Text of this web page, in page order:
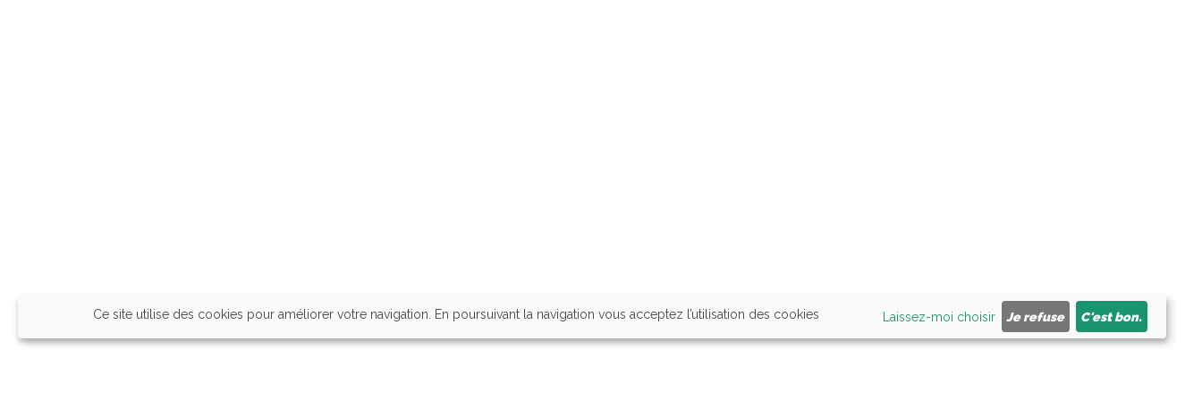
Ce site utilise des cookies pour améliorer votre navigation. En poursuivant la navigation vous acceptez l’utilisation des cookies Laissez-moi choisir Je refuse C'est bon.